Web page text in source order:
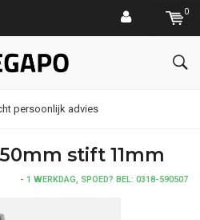
0
persoonlijk advies
stift 11mm
- 1 WERKDAG, SPOED? BEL: 0318-590507